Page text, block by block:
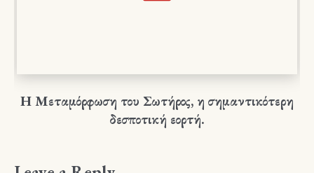
Η Μεταμόρφωση του Σωτήρος, η σημαντικότερη
δεσποτική εορτή.